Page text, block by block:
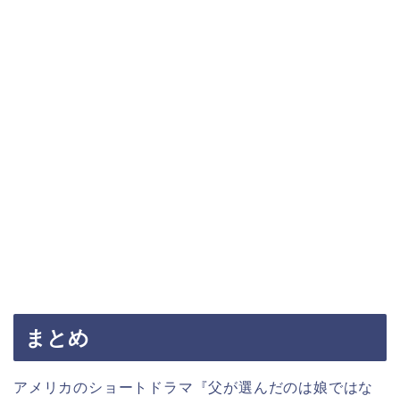
まとめ
アメリカのショートドラマ『父が選んだのは娘ではな